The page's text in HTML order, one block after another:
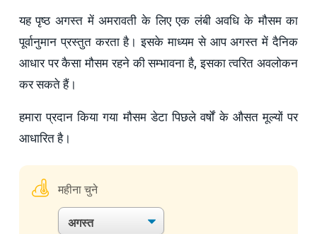
यह पृष्ठ अगस्त में अमरावती के लिए एक लंबी अवधि के मौसम का
पूर्वानुमान प्रस्तुत करता है। इसके माध्यम से आप अगस्त में दैनिक
आधार पर कैसा मौसम रहने की सम्भावना है, इसका त्वरित अवलोकन
कर सकते हैं।
हमारा प्रदान किया गया मौसम डेटा पिछले वर्षों के औसत मूल्यों पर
आधारित है।
महीना चुने